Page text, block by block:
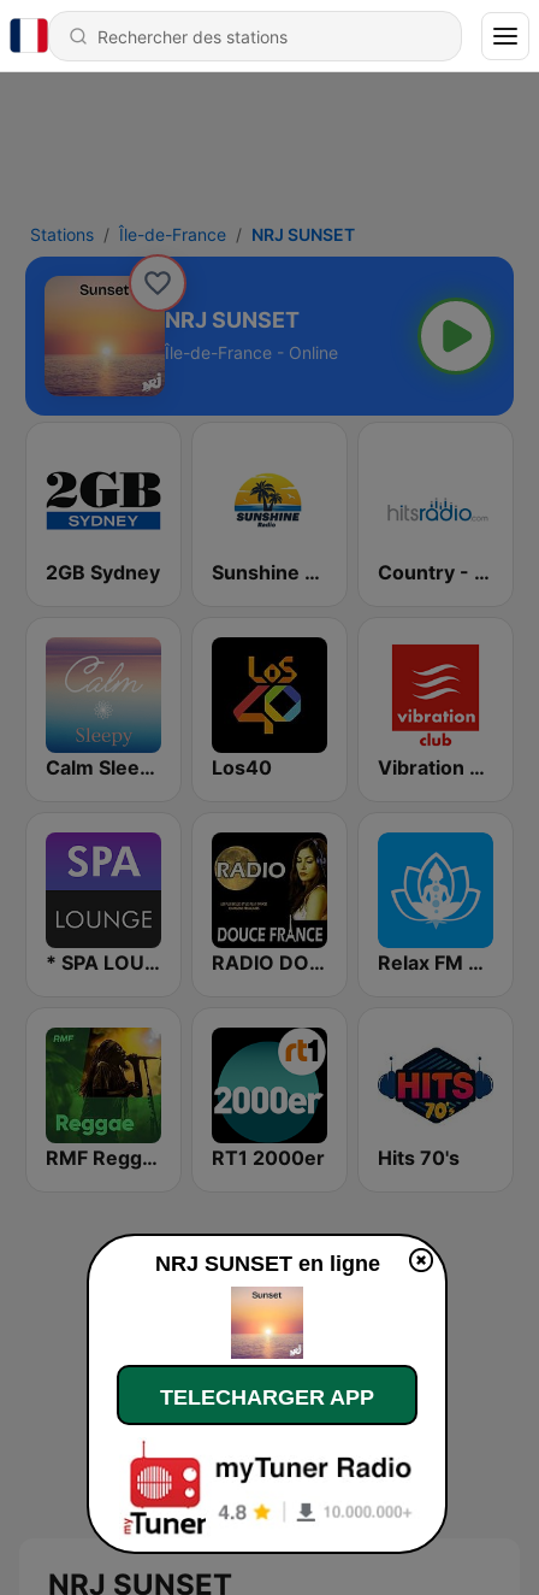
Stations Île-de-France NRJ SUNSET
NRJ SUNSET
Île-de-France - Online
2GB Sydney Sunshine Radio Country - Hits Radio
Calm Sleepy Los40 Vibration Club
* SPA LOUNGE RADIO DOUCE FRANCE Relax FM Buddha Bar
RMF Reggae RT1 2000er Hits 70's
NRJ SUNSET
NRJ SUNSET en ligne
TELECHARGER APP